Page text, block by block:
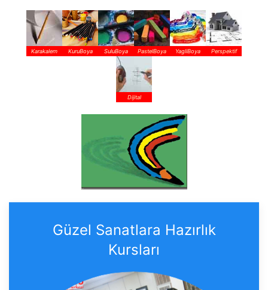
Karakalem KuruBoya SuluBoya PastelBoya YagliBoya Perspektif
Dijital
Güzel Sanatlara Hazırlık
Kursları